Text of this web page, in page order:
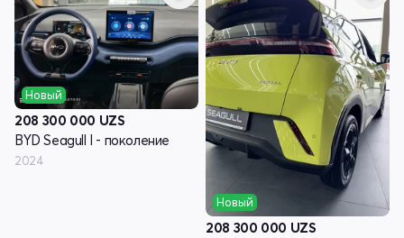
Новый
208 300 000 UZS
BYD Seagull I - поколение
2024
Новый
208 300 000 UZS